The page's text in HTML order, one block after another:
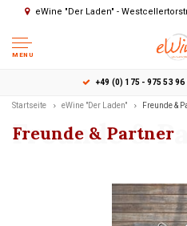
eWine "Der Laden" -
MENU
+49 (0) 175 - 975 53 96
Startseite eWine "Der Laden" Freunde &
Freunde & Partner
Freunde &